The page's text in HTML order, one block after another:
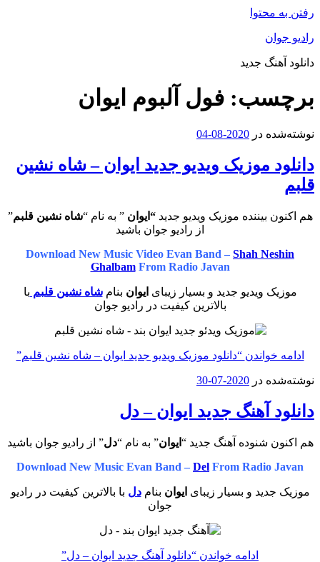
رفتن به محتوا
رادیو جوان
دانلود آهنگ جدید
برچسب: فول آلبوم ایوان
نوشته‌شده در 2020-08-04
دانلود موزیک ویدیو جدید ایوان – شاه نشین
قلبم
هم اکنون بیننده موزیک ویدیو جدید“ایوان” به نام “شاه نشین قلبم”
از رادیو جوان باشید
Download New Music Video Evan Band – Shah Neshin
GhalbamFrom Radio Javan
موزیک ویدیو جدید و بسیار زیبای ایوان بنامشاه نشین قلبم با
بالاترین کیفیت در رادیو جوان
ادامه خواندن “دانلود موزیک ویدیو جدید ایوان – شاه نشین قلبم”
نوشته‌شده در 2020-07-30
دانلود آهنگ جدید ایوان – دل
هم اکنون شنوده آهنگ جدید “ ایوان” به نام “دل” از رادیو جوان باشید
Download New Music Evan Band – Del From Radio Javan
موزیک جدید و بسیار زیبای ایوان بنام دل با بالاترین کیفیت در رادیو
جوان
ادامه خواندن “دانلود آهنگ جدید ایوان – دل”